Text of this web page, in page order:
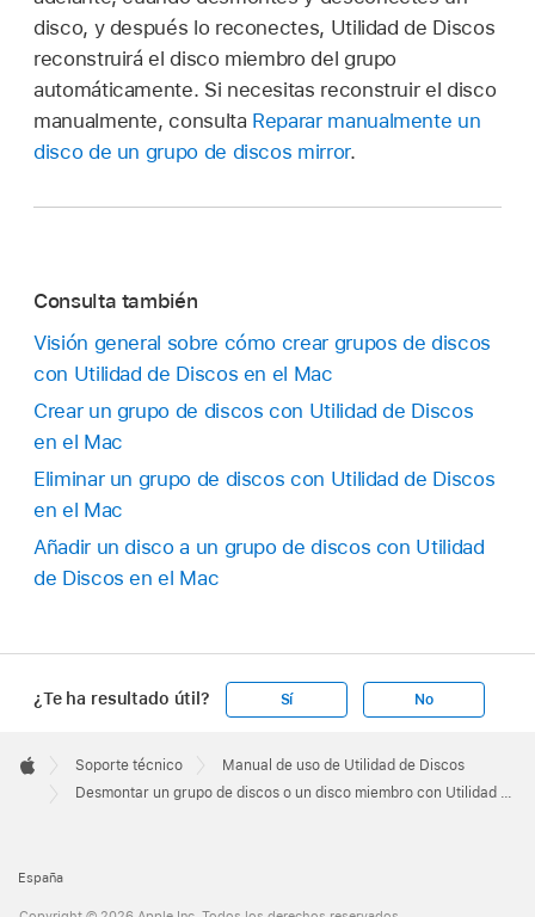
disco, y después lo reconectes, Utilidad de Discos
reconstruirá el disco miembro del grupo
automáticamente. Si necesitas reconstruir el disco
manualmente, consulta Reparar manualmente un
disco de un grupo de discos mirror.
Consulta también
Visión general sobre cómo crear grupos de discos
con Utilidad de Discos en el Mac
Crear un grupo de discos con Utilidad de Discos
en el Mac
Eliminar un grupo de discos con Utilidad de Discos
en el Mac
Añadir un disco a un grupo de discos con Utilidad
de Discos en el Mac
¿Te ha resultado útil? Sí No
Footer

Apple
Soporte técnico
Manual de uso de Utilidad de Discos
Desmontar un grupo de discos o un disco miembro con Utilidad de Discos en el Mac
España